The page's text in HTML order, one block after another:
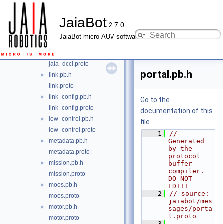
JaiaBot 2.7.0
JaiaBot micro-AUV software
►
hub.proto
►
► jaia_dccl.pb.h
jaia_dccl.proto
►
link.pb.h
link.proto
►
link_config.pb.h
link_config.proto
►
low_control.pb.h
low_control.proto
►
metadata.pb.h
metadata.proto
►
mission.pb.h
mission.proto
►
moos.pb.h
moos.proto
►
motor.pb.h
motor.proto
portal.pb.h
Go to the
documentation of this
file.
    1
//
Generated
by the
protocol
buffer
compiler.
DO NOT
EDIT!
    2
// source:
jaiabot/mes
sages/porta
l.proto